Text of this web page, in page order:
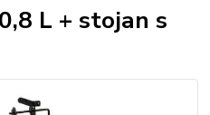
L + stojan s